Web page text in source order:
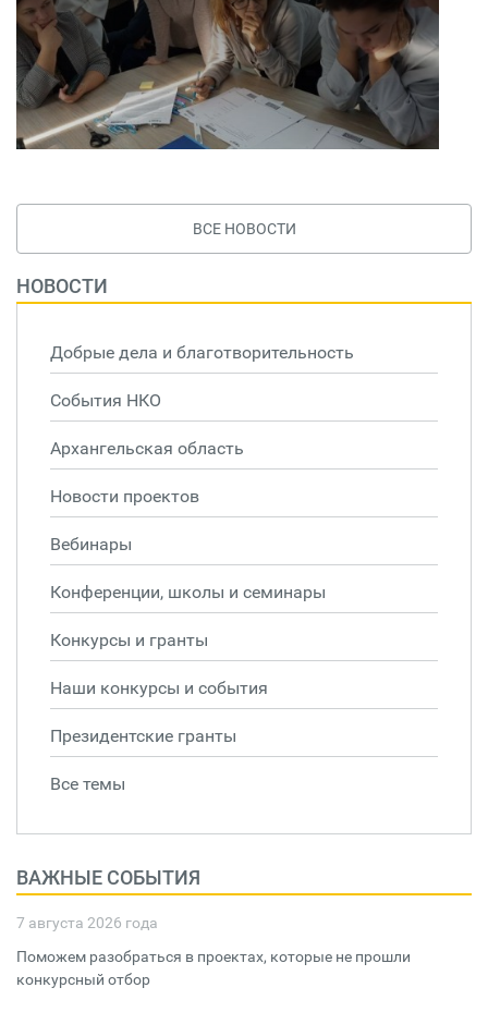
ВСЕ НОВОСТИ
НОВОСТИ
Добрые дела и благотворительность
События НКО
Архангельская область
Новости проектов
Вебинары
Конференции, школы и семинары
Конкурсы и гранты
Наши конкурсы и события
Президентские гранты
Все темы
ВАЖНЫЕ СОБЫТИЯ
7 августа 2026 года
Поможем разобраться в проектах, которые не прошли
конкурсный отбор